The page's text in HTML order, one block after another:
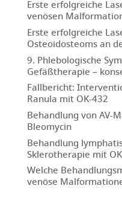
Erste erfolgreiche
venösen
Erste erfolgreiche
Osteoidosteoms an
9. Phlebologische
Gefäßtherapie –
Fallbericht:
Ranula mit OK-432
Behandlung von AV-
Bleomycin
Behandlung
Sklerotherapie mit
Welche
venöse